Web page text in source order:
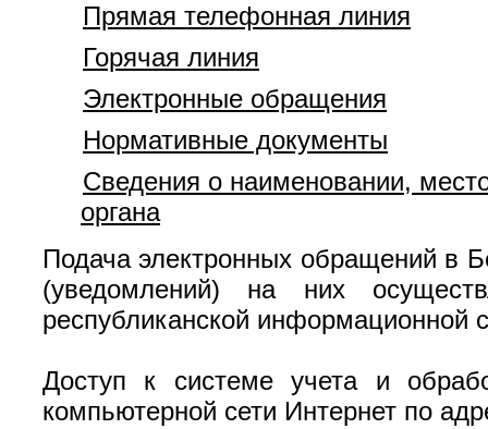
Прямая телефонная линия
Горячая линия
Электронные обращения
Нормативные документы
Сведения о наименовании,
органа
Подача электронных обращений в
(уведомлений) на них
республиканской информационной
Доступ к системе учета и
компьютерной сети Интернет по